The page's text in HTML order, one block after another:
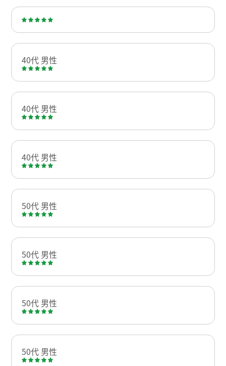
40代 男性
40代 男性
40代 男性
50代 男性
50代 男性
50代 男性
50代 男性